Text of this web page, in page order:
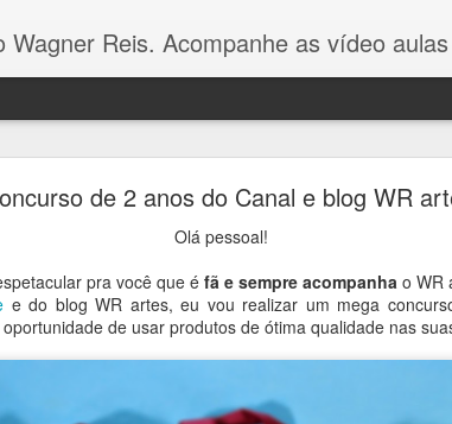
de 2 anos do Canal e blog WR
Olá pessoal!
pra você que éfã e sempre acompanha o WR
e do blog WR artes, eu vou realizar um mega
de usar produtos de ótima qualidade nas
as vídeo aulas de ponto cruz, dicas, gráficos para ponto cruz e
Gráfico Arvore de Natal Ponto Cruz
Olá pessoal! Como vocês estão?
dessa arvorezinha eu fiz com apenas 3 cores
É um gráfico simples e fácil de bordar,